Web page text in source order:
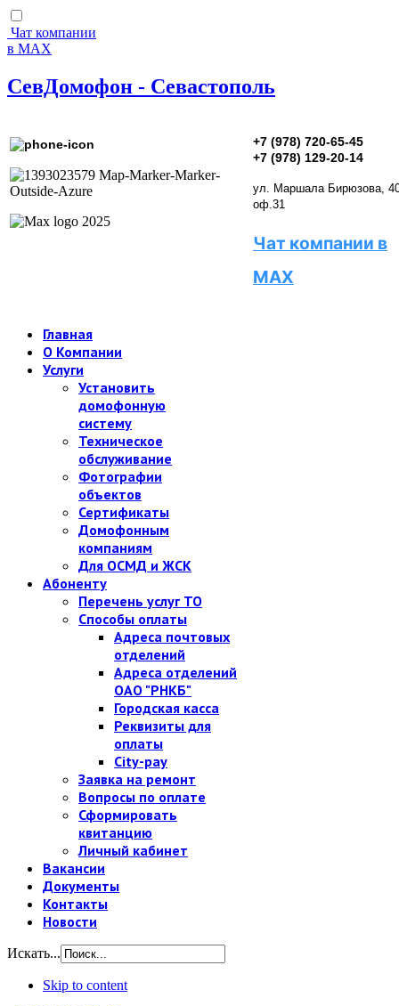
Чат компании
в МАХ
СевДомофон - Севастополь
+7 (978) 720-65-45
+7 (978) 129-20-14
ул. Маршала Бирюзова,
оф.31
Чат компании в
MAX
Главная
О Компании
Услуги
Установить
домофонную
систему
Техническое
обслуживание
Фотографии
объектов
Сертификаты
Домофонным
компаниям
Для ОСМД и ЖСК
Абоненту
Перечень услуг ТО
Способы оплаты
Адреса почтовых
отделений
Адреса отделений
ОАО "РНКБ"
Городская касса
Реквизиты для
оплаты
City-pay
Заявка на ремонт
Вопросы по оплате
Сформировать
квитанцию
Личный кабинет
Вакансии
Документы
Контакты
Новости
Искать...
Skip to content